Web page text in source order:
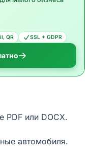
QR SSL + GDPR
PDF или DOCX.
автомобиля.